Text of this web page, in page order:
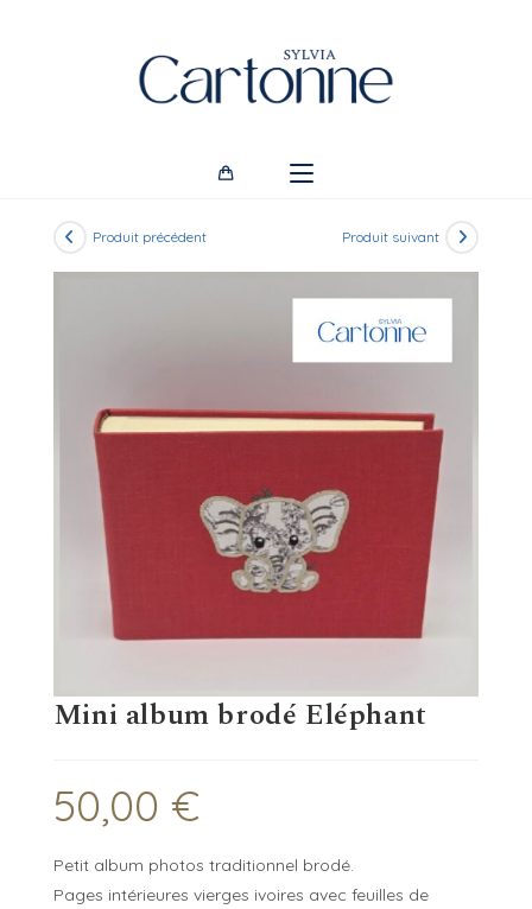
Produit précédent Produit suivant
Mini album brodé Eléphant
50,00 €
Petit album photos traditionnel brodé.
Pages intérieures vierges ivoires avec feuilles de